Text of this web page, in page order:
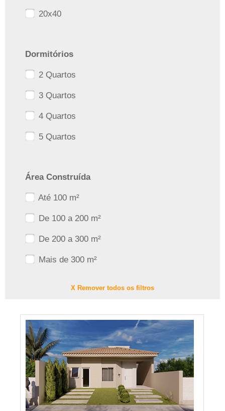
20x40
Dormitórios
2 Quartos
3 Quartos
4 Quartos
5 Quartos
Área Construída
Até 100 m²
De 100 a 200 m²
De 200 a 300 m²
Mais de 300 m²
X Remover todos os filtros